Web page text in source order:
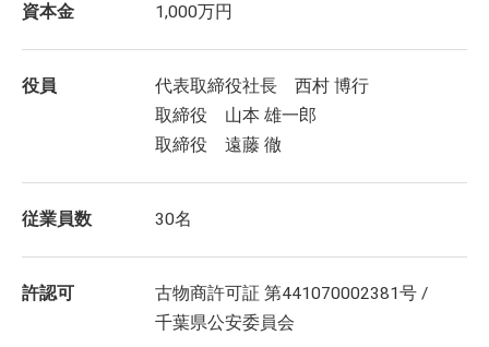
資本金 1,000万円
役員
代表取締役社長 西村 博行
取締役 山本 雄一郎
取締役 遠藤 徹
従業員数 30名
許認可
古物商許可証 第441070002381号 /
千葉県公安委員会